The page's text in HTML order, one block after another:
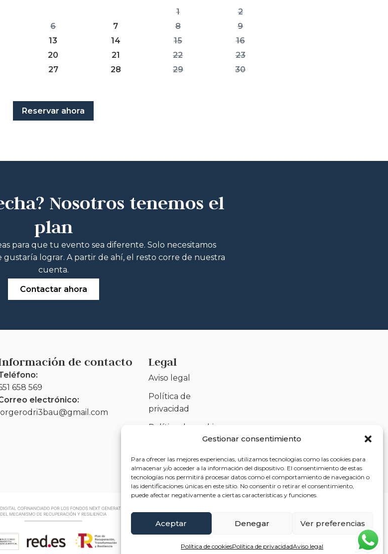
Gestionar consentimiento
Para ofrecer las mejores experiencias, utilizamos tecnologías como las cookies para
almacenar y/o acceder a la información del dispositivo. El consentimiento de estas
tecnologías nos permitirá procesar datos como el comportamiento de navegación o
las identificaciones únicas en este sitio. No consentir o retirar el consentimiento,
puede afectar negativamente a ciertas características y funciones.
Aceptar Denegar Ver preferencias
Política de cookiesPolítica de privacidadAviso legal
1
2
6 7 8
9
13 14 15
16
20 21 22
23
27 28 29
30
Reservar ahora
Nosotros tenemos el
plan
para que tu evento sea diferente. Solo necesitamos
lograr. A partir de ahí, el resto corre de nuestra
cuenta.
Contactar ahora
de contacto
658 569
electrónico:
Legal
Aviso legal
Política de
privacidad
Política de cookies
Accesibilidad